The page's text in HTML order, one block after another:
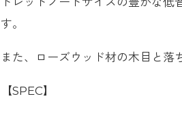
す。
また、ローズウッド材の木目と落
【SPEC】